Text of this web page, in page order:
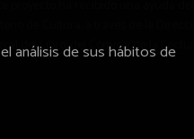
del Libro, del Cómic y de la Lectura.
análisis de sus hábitos de